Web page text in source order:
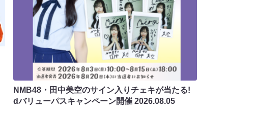
NMB48・田中美空のサイン入りチェキが当たる!
dバリューパスキャンペーン開催 2026.08.05